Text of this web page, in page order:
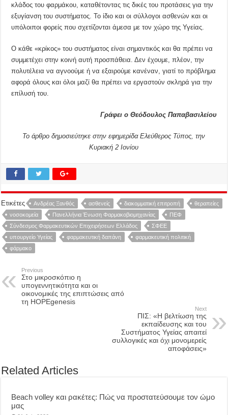
κλάδος του φαρμάκου, καταθέτοντας τις δικές του προτάσεις για την
εξυγίανση του συστήματος. Το ίδιο και οι σύλλογοι ασθενών και οι
υπόλοιποι φορείς που σχετίζονται άμεσα με τον χώρο της Υγείας.
Ο κάθε «κρίκος» του συστήματος είναι σημαντικός και θα πρέπει να
συμμετέχει στην κοινή αυτή προσπάθεια. Δεν έχουμε, πλέον, την
πολυτέλεια να αγνοούμε ή να εξαιρούμε κανέναν, γιατί το πρόβλημα
αφορά όλους και όλοι μαζί θα πρέπει να εργαστούν σκληρά για την
επίλυσή του.
Γράφει ο Θεόδουλος Παπαβασιλείου
Το άρθρο δημοσιεύτηκε στην εφημερίδα Ελεύθερος Τύπος, την
Κυριακή 2 Ιονίου
Ετικέτες Ανδρέας Ξανθός ασθενείς διακομματική επιτροπή
θεραπείες
νοσοκομεία
Πανελλήνια Ένωση Φαρμακοβιομηχανίας
ΠΕΦ
Σύνδεσμος Φαρμακευτικών Επιχειρήσεων Ελλάδος
ΣΦΕΕ
υπουργείο Υγείας
φαρμακευτική δαπάνη
φαρμακευτική πολιτική
φάρμακο
Previous
Στο μικροσκόπιο η
υπογεννητικότητα και οι
οικονομικές της επιπτώσεις από
τη HOPEgenesis
Next
ΠΙΣ: «Η βελτίωση της
εκπαίδευσης και του
Συστήματος Υγείας απαιτεί
συλλογικές και όχι μονομερείς
αποφάσεις»
Related Articles
Beach volley και ρακέτες: Πώς να προστατεύσουμε τον ώμο
μας